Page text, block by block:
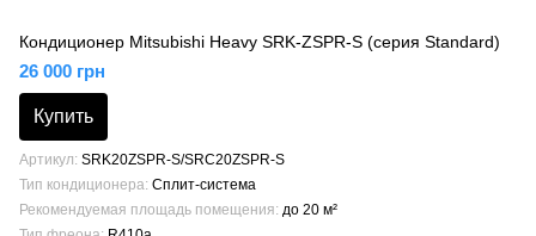
Кондиционер Mitsubishi Heavy SRK-ZSPR-S (серия Standard)
26 000 грн
Купить
Артикул SRK20ZSPR-S/SRC20ZSPR-S
Тип кондиционера Сплит-система
Рекомендуемая площадь помещения до 20 м²